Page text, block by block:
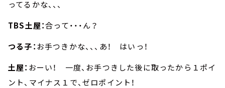
ってるかな、、、
TBS土屋：合って・・・ん？
つる子： お手つきかな、、、あ！ はいっ！
土屋： おーい！ 一度、お手つきした後に取ったから１ポイ
ント、マイナス１で、ゼロポイント！